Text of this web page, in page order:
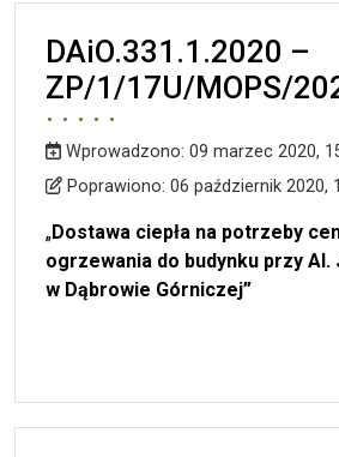
DAiO.331.1.2020 –
ZP/1/17U/MOPS/
Wprowadzono
Wprowadzono: 09 marzec 2020,
Poprawiono
Poprawiono: 06 październik 2020,
„Dostawa ciepła na potrzeby
ogrzewania do budynku przy Al.
w Dąbrowie Górniczej”